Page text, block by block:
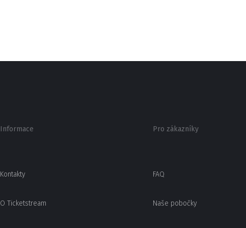
Informace
Kontakty
O Ticketstream
Pro zákazníky
FAQ
Naše pobočky